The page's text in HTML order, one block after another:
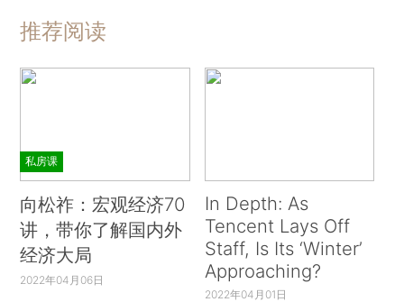
推荐阅读
私房课
向松祚：宏观经济70
讲，带你了解国内外
经济大局
2022年04月06日
In Depth: As
Tencent Lays Off
Staff, Is Its ‘Winter’
Approaching?
2022年04月01日